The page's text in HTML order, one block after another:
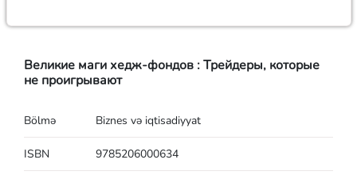
Великие маги хедж-фондов : Трейдеры, которые
не проигрывают
Bölmə Biznes və iqtisadiyyat
ISBN 9785206000634